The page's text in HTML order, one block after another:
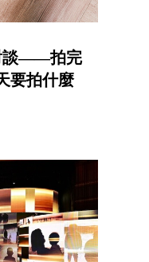
談——拍完
要拍什麼